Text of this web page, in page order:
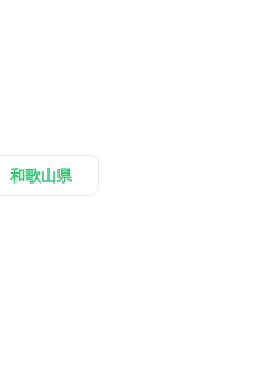
和歌山県